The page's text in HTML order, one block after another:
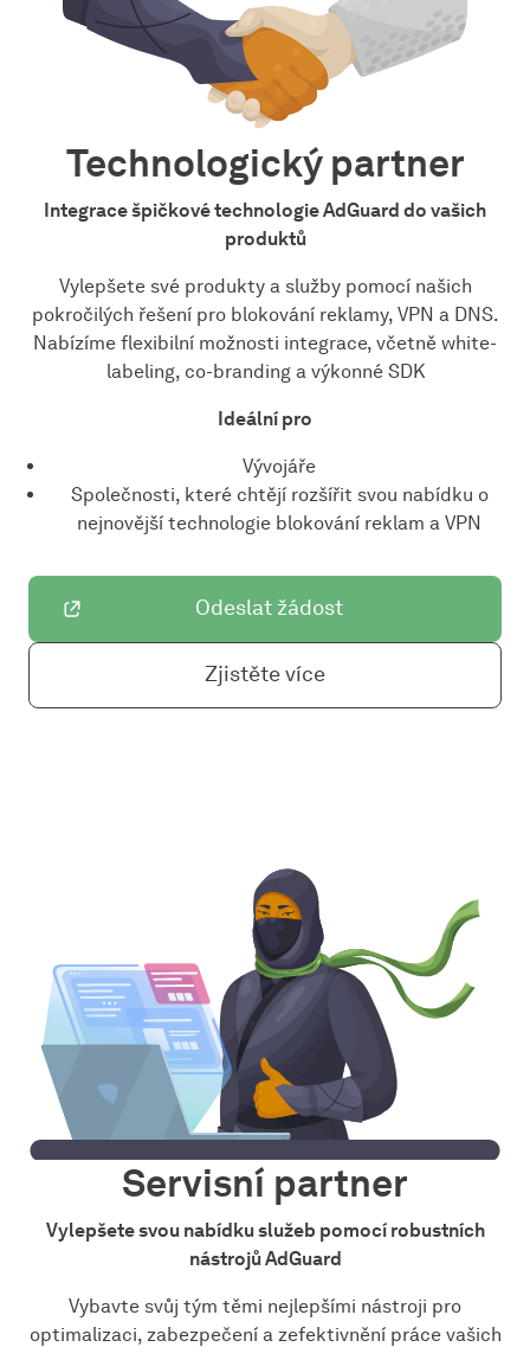
Technologický partner
Integrace špičkové technologie AdGuard do vašich
produktů
Vylepšete své produkty a služby pomocí našich
pokročilých řešení pro blokování reklamy, VPN a DNS.
Nabízíme flexibilní možnosti integrace, včetně white-
labeling, co-branding a výkonné SDK
Ideální pro
Vývojáře
Společnosti, které chtějí rozšířit svou nabídku o
nejnovější technologie blokování reklam a VPN
Odeslat žádost
Zjistěte více
Servisní partner
Vylepšete svou nabídku služeb pomocí robustních
nástrojů AdGuard
Vybavte svůj tým těmi nejlepšími nástroji pro
optimalizaci, zabezpečení a zefektivnění práce vašich